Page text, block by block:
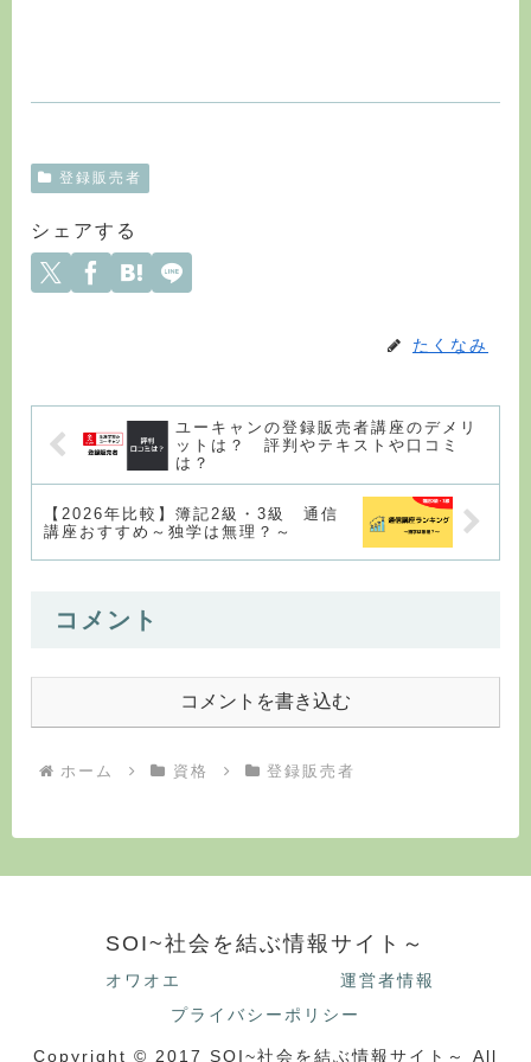
登録販売者
シェアする
たくなみ
ユーキャンの登録販売者講座のデメリ
ットは？ 評判やテキストや口コミ
は？
【2026年比較】簿記2級・3級 通信
講座おすすめ～独学は無理？～
コメント
コメントを書き込む
ホーム 資格 登録販売者
SOI~社会を結ぶ情報サイト～
オワオエ
運営者情報
プライバシーポリシー
Copyright © 2017 SOI~社会を結ぶ情報サイト～ All